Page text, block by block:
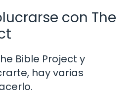
con The
Bible Project y
hay varias